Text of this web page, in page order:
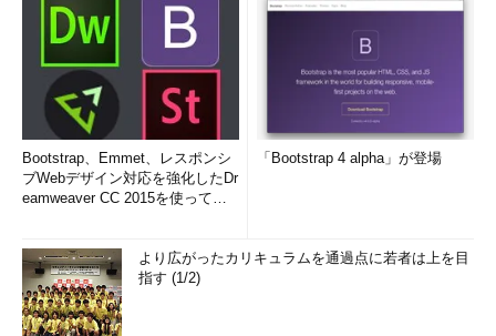
Bootstrap、Emmet、レスポンシ
ブWebデザイン対応を強化したDr
eamweaver CC 2015を使って
「Bootstrap 4 alpha」が登場
より広がったカリキュラムを通過点に若者は上を目
指す (1/2)